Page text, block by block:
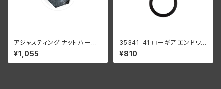
アジャスティング ナット ハーレ
ーダビッドソン 全スプリンガー
モデル クロームメッキ
¥1,055
35341-41 ローギア エンドワッ
シャー1個
¥810